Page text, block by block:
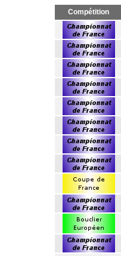
Compétition